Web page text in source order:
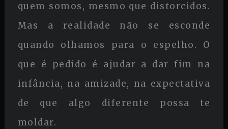
quem somos, mesmo que distorcidos.
Mas a realidade não se esconde
quando olhamos para o espelho. O
que é pedido é ajudar a dar fim na
infância, na amizade, na expectativa
de que algo diferente possa te
moldar.